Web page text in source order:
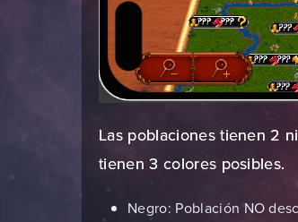
Las poblaciones tienen 2
tienen 3 colores posibles.
Negro: Población NO